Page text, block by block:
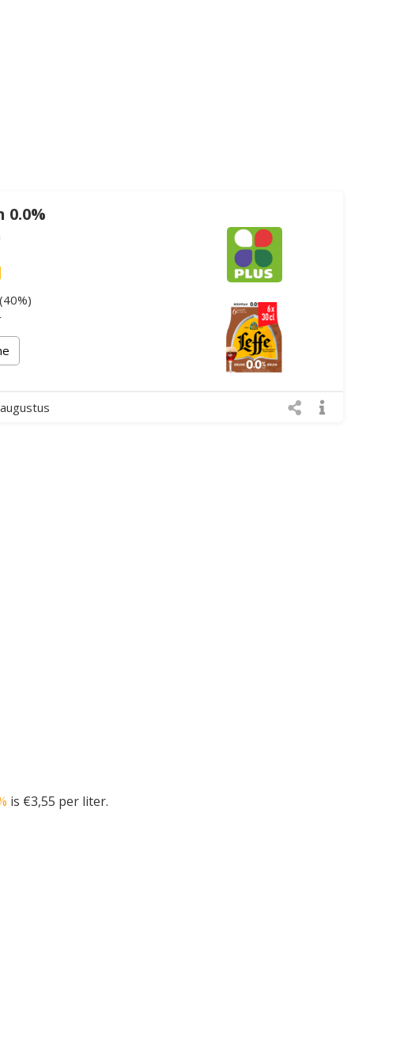
0.0%
is €3,55 per liter.